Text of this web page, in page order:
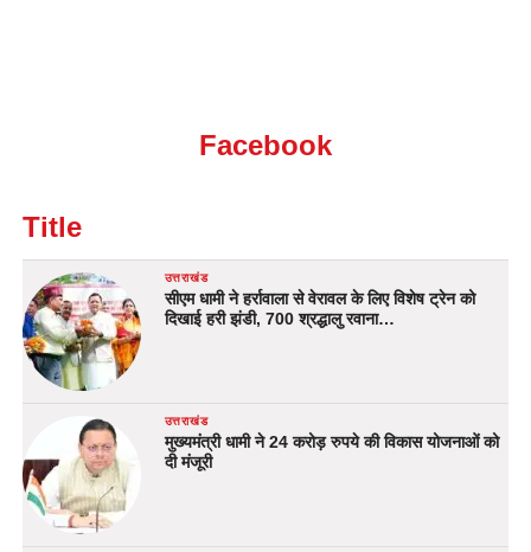
Facebook
Title
उत्तराखंड
सीएम धामी ने हर्रावाला से वेरावल के लिए विशेष ट्रेन को
दिखाई हरी झंडी, 700 श्रद्धालु रवाना…
उत्तराखंड
मुख्यमंत्री धामी ने 24 करोड़ रुपये की विकास योजनाओं को
दी मंजूरी